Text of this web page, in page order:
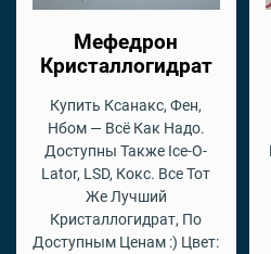
Мефедрон
Кристаллогидрат
Купить Ксанакс, Фен,
Нбом — Всё Как Надо.
Доступны Также Ice-O-
Lator, LSD, Кокс. Все Тот
Же Лучший
Кристаллогидрат, По
Доступным Ценам :) Цвет: